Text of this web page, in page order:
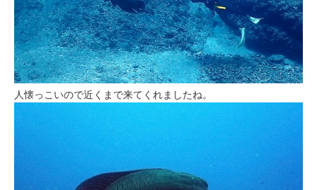
人懐っこいので近くまで来てくれましたね。